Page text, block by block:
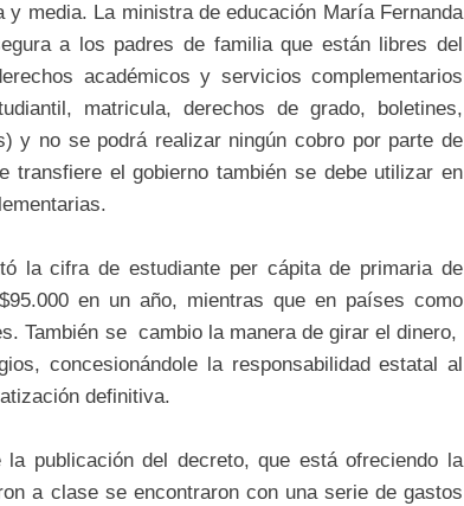
y media. La ministra de educación María Fernanda
a los padres de familia que están libres del
académicos y servicios complementarios
matricula, derechos de grado, boletines,
y no se podrá realizar ningún cobro por parte de
transfiere el gobierno también se debe utilizar en
la cifra de estudiante per cápita de primaria de
en un año, mientras que en países como
También se cambio la manera de girar el dinero,
concesionándole la responsabilidad estatal al
definitiva.
publicación del decreto, que está ofreciendo la
a clase se encontraron con una serie de gastos